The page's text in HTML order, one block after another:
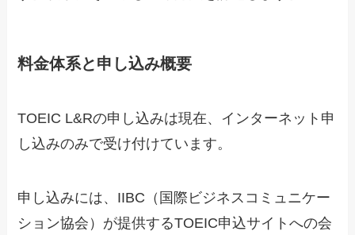
料金体系と申し込み概要
TOEIC L&Rの申し込みは現在、インターネット申
し込みのみで受け付けています。
申し込みには、IIBC（国際ビジネスコミュニケー
ション協会）が提供するTOEIC申込サイトへの会